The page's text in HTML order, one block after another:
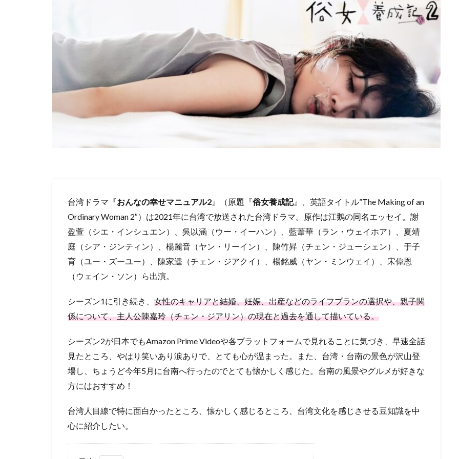
台湾ドラマ『おんなの幸せマニュアル2 』（原題『俗女養成記』、英語タイトル”The Making of an
Ordinary Woman 2″）は2021年に台湾で放送された台湾ドラマ。原作は江鵝の同名エッセイ。謝
盈萱（シエ・インシュエン）、吳以涵（ウー・イーハン）、藍葦華（ラン・ウェイホア）、夏靖
庭（シア・ジンティン）、楊麗音（ヤン・リーイン）、陳竹昇（チェン・ジューシェン）、于子
育（ユー・ズーユー）、陳家逵（チェン・ジアクイ）、楊銘威（ヤン・ミンウェイ）、宋偉恩
（ウェイン・ソン）ら出演。
シーズン1に引き続き、 女性のキャリアと結婚、妊娠、出産などのライフプランの選択や、親子関
係について、主人公陳嘉玲（チェン・ジアリン）の現在と過去を通して描いている。
シーズン2が日本でもAmazon Prime Videoや各プラットフォームで見れることに気づき、早速全話
見たところ、やはり笑いあり涙ありで、とても心が温まった。また、台湾・台南の景色が沢山登
場し、ちょうど今年5月に台南へ行ったのでとても懐かしく感じた。台南の風景やグルメが好きな
方にはおすすめ！
台湾人目線で特に面白かったところ、懐かしく感じるところ、台湾文化を感じさせる豆知識を中
心に紹介したい。